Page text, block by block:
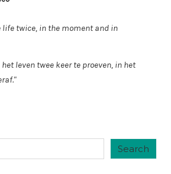
life twice, in the moment and in
leven twee keer te proeven, in het
Search